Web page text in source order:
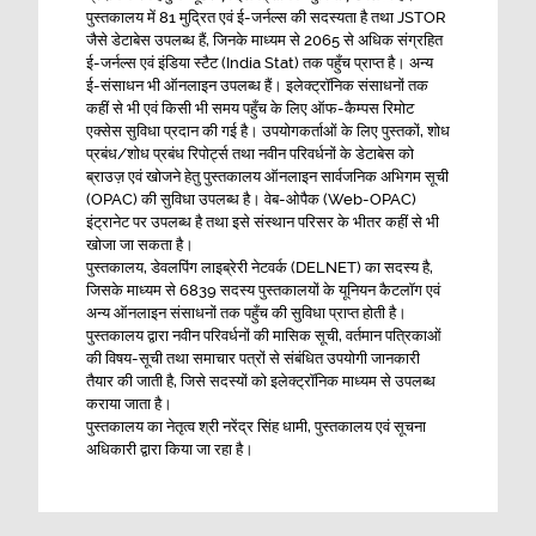
2026 के लिए विज़िटिंग प्रोफ़ेसर फैकल्टी के तौर पर आवेदन
आमंत्रित किए जा रहे हैं।
प्रोजेक्ट एसोसिएट के लिए विज्ञापन
SPAD प्लानिंग बिल्डिंग की दूसरी तीसरी चौथी और पांचवीं
मंज़िल पर स्टूडियो में सॉफ्ट बोर्ड और कपड़े की सप्लाई और
इंस्टॉलेशन के लिए NIQ
पुस्तकालय में 81 मुद्रित एवं ई-जर्नल्स की सदस्यता है तथा JSTOR
जैसे डेटाबेस उपलब्ध हैं, जिनके माध्यम से 2065 से अधिक संग्रहित
ई-जर्नल्स एवं इंडिया स्टैट (India Stat) तक पहुँच प्राप्त है। अन्य
ई-संसाधन भी ऑनलाइन उपलब्ध हैं। इलेक्ट्रॉनिक संसाधनों तक
कहीं से भी एवं किसी भी समय पहुँच के लिए ऑफ-कैम्पस रिमोट
एक्सेस सुविधा प्रदान की गई है। उपयोगकर्ताओं के लिए पुस्तकों, शोध
प्रबंध/शोध प्रबंध रिपोर्ट्स तथा नवीन परिवर्धनों के डेटाबेस को
ब्राउज़ एवं खोजने हेतु पुस्तकालय ऑनलाइन सार्वजनिक अभिगम सूची
(OPAC) की सुविधा उपलब्ध है। वेब-ओपैक (Web-OPAC)
इंट्रानेट पर उपलब्ध है तथा इसे संस्थान परिसर के भीतर कहीं से भी
खोजा जा सकता है।
पुस्तकालय, डेवलपिंग लाइब्रेरी नेटवर्क (DELNET) का सदस्य है,
जिसके माध्यम से 6839 सदस्य पुस्तकालयों के यूनियन कैटलॉग एवं
अन्य ऑनलाइन संसाधनों तक पहुँच की सुविधा प्राप्त होती है।
पुस्तकालय द्वारा नवीन परिवर्धनों की मासिक सूची, वर्तमान पत्रिकाओं
की विषय-सूची तथा समाचार पत्रों से संबंधित उपयोगी जानकारी
तैयार की जाती है, जिसे सदस्यों को इलेक्ट्रॉनिक माध्यम से उपलब्ध
कराया जाता है।
पुस्तकालय का नेतृत्व श्री नरेंद्र सिंह धामी, पुस्तकालय एवं सूचना
अधिकारी द्वारा किया जा रहा है।